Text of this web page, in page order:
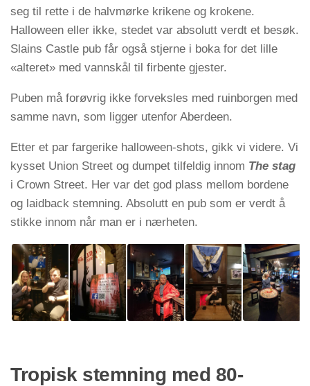
seg til rette i de halvmørke krikene og krokene.
Halloween eller ikke, stedet var absolutt verdt et besøk.
Slains Castle pub får også stjerne i boka for det lille
«alteret» med vannskål til firbente gjester.
Puben må forøvrig ikke forveksles med ruinborgen med
samme navn, som ligger utenfor Aberdeen.
Etter et par fargerike halloween-shots, gikk vi videre. Vi
kysset Union Street og dumpet tilfeldig innom The stag
i Crown Street. Her var det god plass mellom bordene
og laidback stemning. Absolutt en pub som er verdt å
stikke innom når man er i nærheten.
Tropisk stemning med 80-